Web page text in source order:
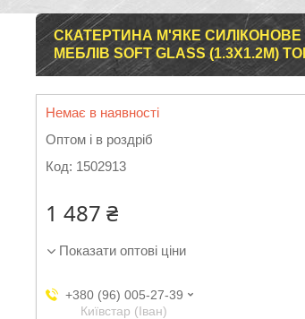
СКАТЕРТИНА М'ЯКЕ СИЛІКОНОВЕ
МЕБЛІВ SOFT GLASS (1.3Х1.2М)
Немає в наявності
Оптом і в роздріб
Код: 1502913
1 487 ₴
Показати оптові ціни
+380 (96) 005-27-39
Київстар (Іван)